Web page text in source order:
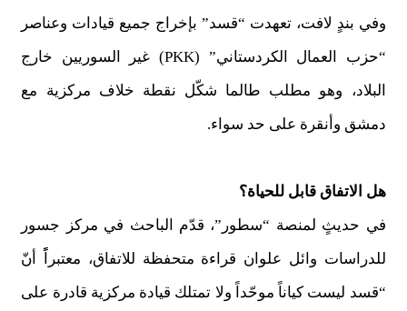
وفي بندٍ لافت، تعهدت “قسد” بإخراج جميع قيادات وعناصر
“حزب العمال الكردستاني” (PKK) غير السوريين خارج
البلاد، وهو مطلب طالما شكّل نقطة خلاف مركزية مع
دمشق وأنقرة على حد سواء.
هل الاتفاق قابل للحياة؟
في حديثٍ لمنصة “سطور”، قدّم الباحث في مركز جسور
للدراسات وائل علوان قراءة متحفظة للاتفاق، معتبراًً أنّ
“قسد ليست كياناً موحّداً ولا تمتلك قيادة مركزية قادرة على